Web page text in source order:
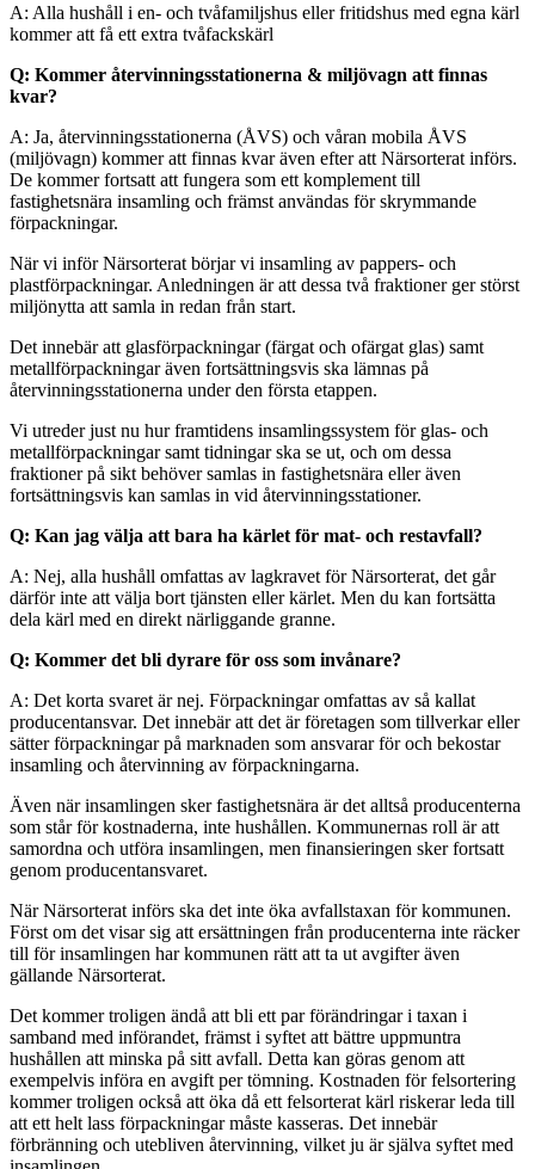
A: Alla hushåll i en- och tvåfamiljshus eller fritidshus med egna kärl
kommer att få ett extra tvåfackskärl
Q: Kommer återvinningsstationerna & miljövagn att finnas
kvar?
A: Ja, återvinningsstationerna (ÅVS) och våran mobila ÅVS
(miljövagn) kommer att finnas kvar även efter att Närsorterat införs.
De kommer fortsatt att fungera som ett komplement till
fastighetsnära insamling och främst användas för skrymmande
förpackningar.
När vi inför Närsorterat börjar vi insamling av pappers- och
plastförpackningar. Anledningen är att dessa två fraktioner ger störst
miljönytta att samla in redan från start.
Det innebär att glasförpackningar (färgat och ofärgat glas) samt
metallförpackningar även fortsättningsvis ska lämnas på
återvinningsstationerna under den första etappen.
Vi utreder just nu hur framtidens insamlingssystem för glas- och
metallförpackningar samt tidningar ska se ut, och om dessa
fraktioner på sikt behöver samlas in fastighetsnära eller även
fortsättningsvis kan samlas in vid återvinningsstationer.
Q: Kan jag välja att bara ha kärlet för mat- och restavfall?
A: Nej, alla hushåll omfattas av lagkravet för Närsorterat, det går
därför inte att välja bort tjänsten eller kärlet. Men du kan fortsätta
dela kärl med en direkt närliggande granne.
Q: Kommer det bli dyrare för oss som invånare?
A: Det korta svaret är nej. Förpackningar omfattas av så kallat
producentansvar. Det innebär att det är företagen som tillverkar eller
sätter förpackningar på marknaden som ansvarar för och bekostar
insamling och återvinning av förpackningarna.
Även när insamlingen sker fastighetsnära är det alltså producenterna
som står för kostnaderna, inte hushållen. Kommunernas roll är att
samordna och utföra insamlingen, men finansieringen sker fortsatt
genom producentansvaret.
När Närsorterat införs ska det inte öka avfallstaxan för kommunen.
Först om det visar sig att ersättningen från producenterna inte räcker
till för insamlingen har kommunen rätt att ta ut avgifter även
gällande Närsorterat.
Det kommer troligen ändå att bli ett par förändringar i taxan i
samband med införandet, främst i syftet att bättre uppmuntra
hushållen att minska på sitt avfall. Detta kan göras genom att
exempelvis införa en avgift per tömning. Kostnaden för felsortering
kommer troligen också att öka då ett felsorterat kärl riskerar leda till
att ett helt lass förpackningar måste kasseras. Det innebär
förbränning och utebliven återvinning, vilket ju är själva syftet med